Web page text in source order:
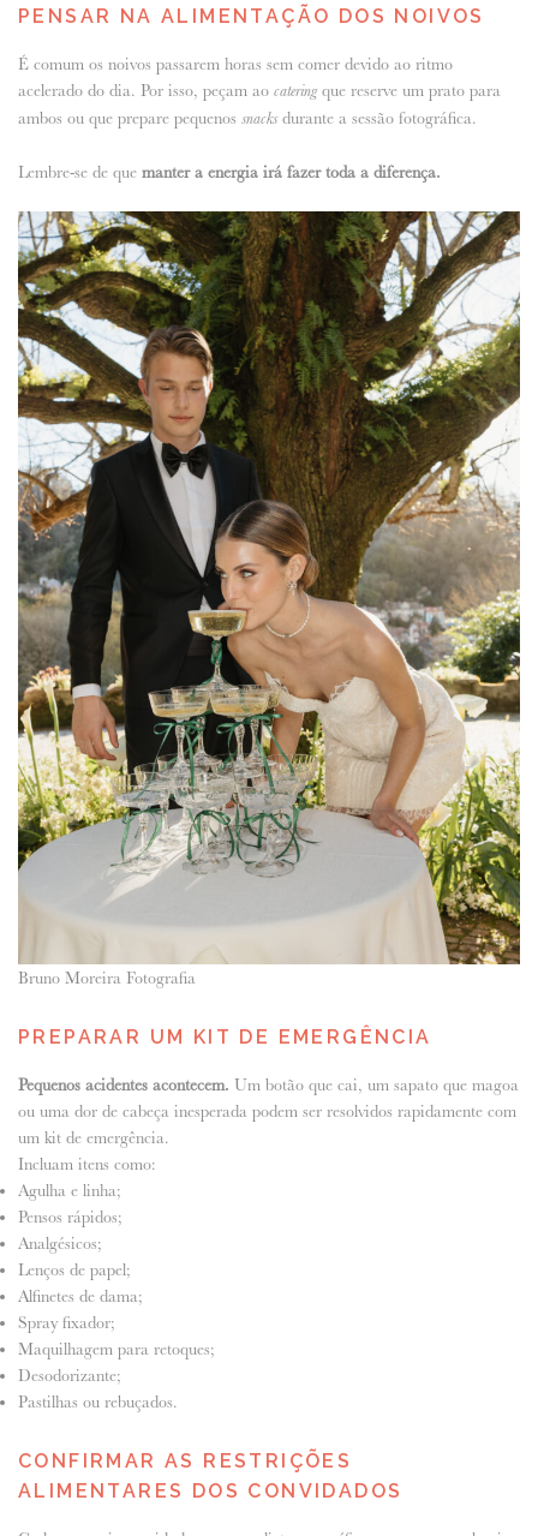
PENSAR NA ALIMENTAÇÃO DOS NOIVOS
É comum os noivos passarem horas sem comer devido ao ritmo
acelerado do dia. Por isso, peçam ao cateringque reserve um prato para
ambos ou que prepare pequenos snacksdurante a sessão fotográfica.
Lembre-se de que manter a energia irá fazer toda a diferença.
Bruno Moreira Fotografia
PREPARAR UM KIT DE EMERGÊNCIA
Pequenos acidentes acontecem. Um botão que cai, um sapato que magoa
ou uma dor de cabeça inesperada podem ser resolvidos rapidamente com
um kit de emergência.
Incluam itens como:
Agulha e linha;
Pensos rápidos;
Analgésicos;
Lenços de papel;
Alfinetes de dama;
Spray fixador;
Maquilhagem para retoques;
Desodorizante;
Pastilhas ou rebuçados.
CONFIRMAR AS RESTRIÇÕES
ALIMENTARES DOS CONVIDADOS